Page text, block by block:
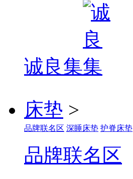
诚良集
床垫 >
品牌联名区 深睡床垫 护脊床垫
品牌联名区